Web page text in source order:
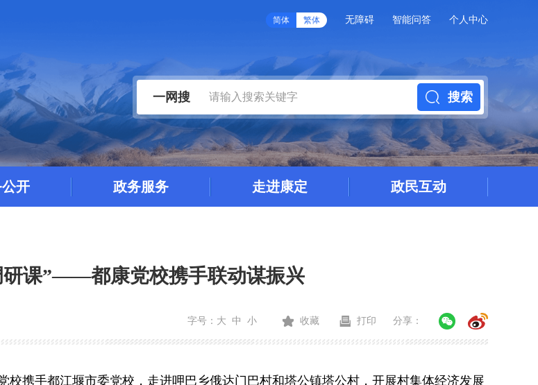
简体 繁体 无障碍 智能问答 个人中心
一网搜 搜索
开 政务服务 走进康定 政民互动
研课”——都康党校携手联动谋振兴
字号： 大 中 小 收藏 打印 分享：
携手都江堰市委党校，走进呷巴乡俄达门巴村和塔公镇塔公村，开展村集体经济发展